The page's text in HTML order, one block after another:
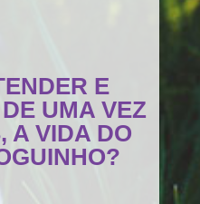
E
UMA VEZ
A VIDA DO